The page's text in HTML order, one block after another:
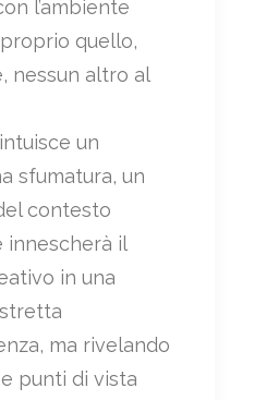
l’ambiente
quello,
nessun altro al
un
sfumatura, un
contesto
innescherà il
in una
ma rivelando
punti di vista